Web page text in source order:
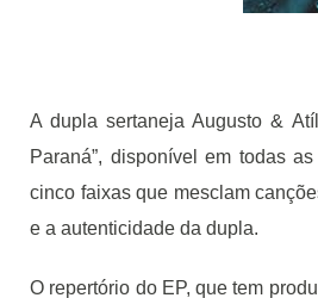
A dupla sertaneja Augusto &
Paraná”, disponível em todas
cinco faixas que mesclam
e a autenticidade da dupla.
O repertório do EP, que tem